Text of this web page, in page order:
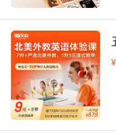
语法不是靠背规则
内化。可以让孩子
尝试用同样的句型
创造微型语言环境
间”，家庭成员尽量
简单的开始，比
dinner?” 不要担心
第三步：重建学习
要。家长要做的不
¥